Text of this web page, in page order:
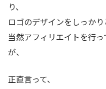
り、
ロゴのデザインをしっか
当然アフィリエイトを行
が、
正直言って、